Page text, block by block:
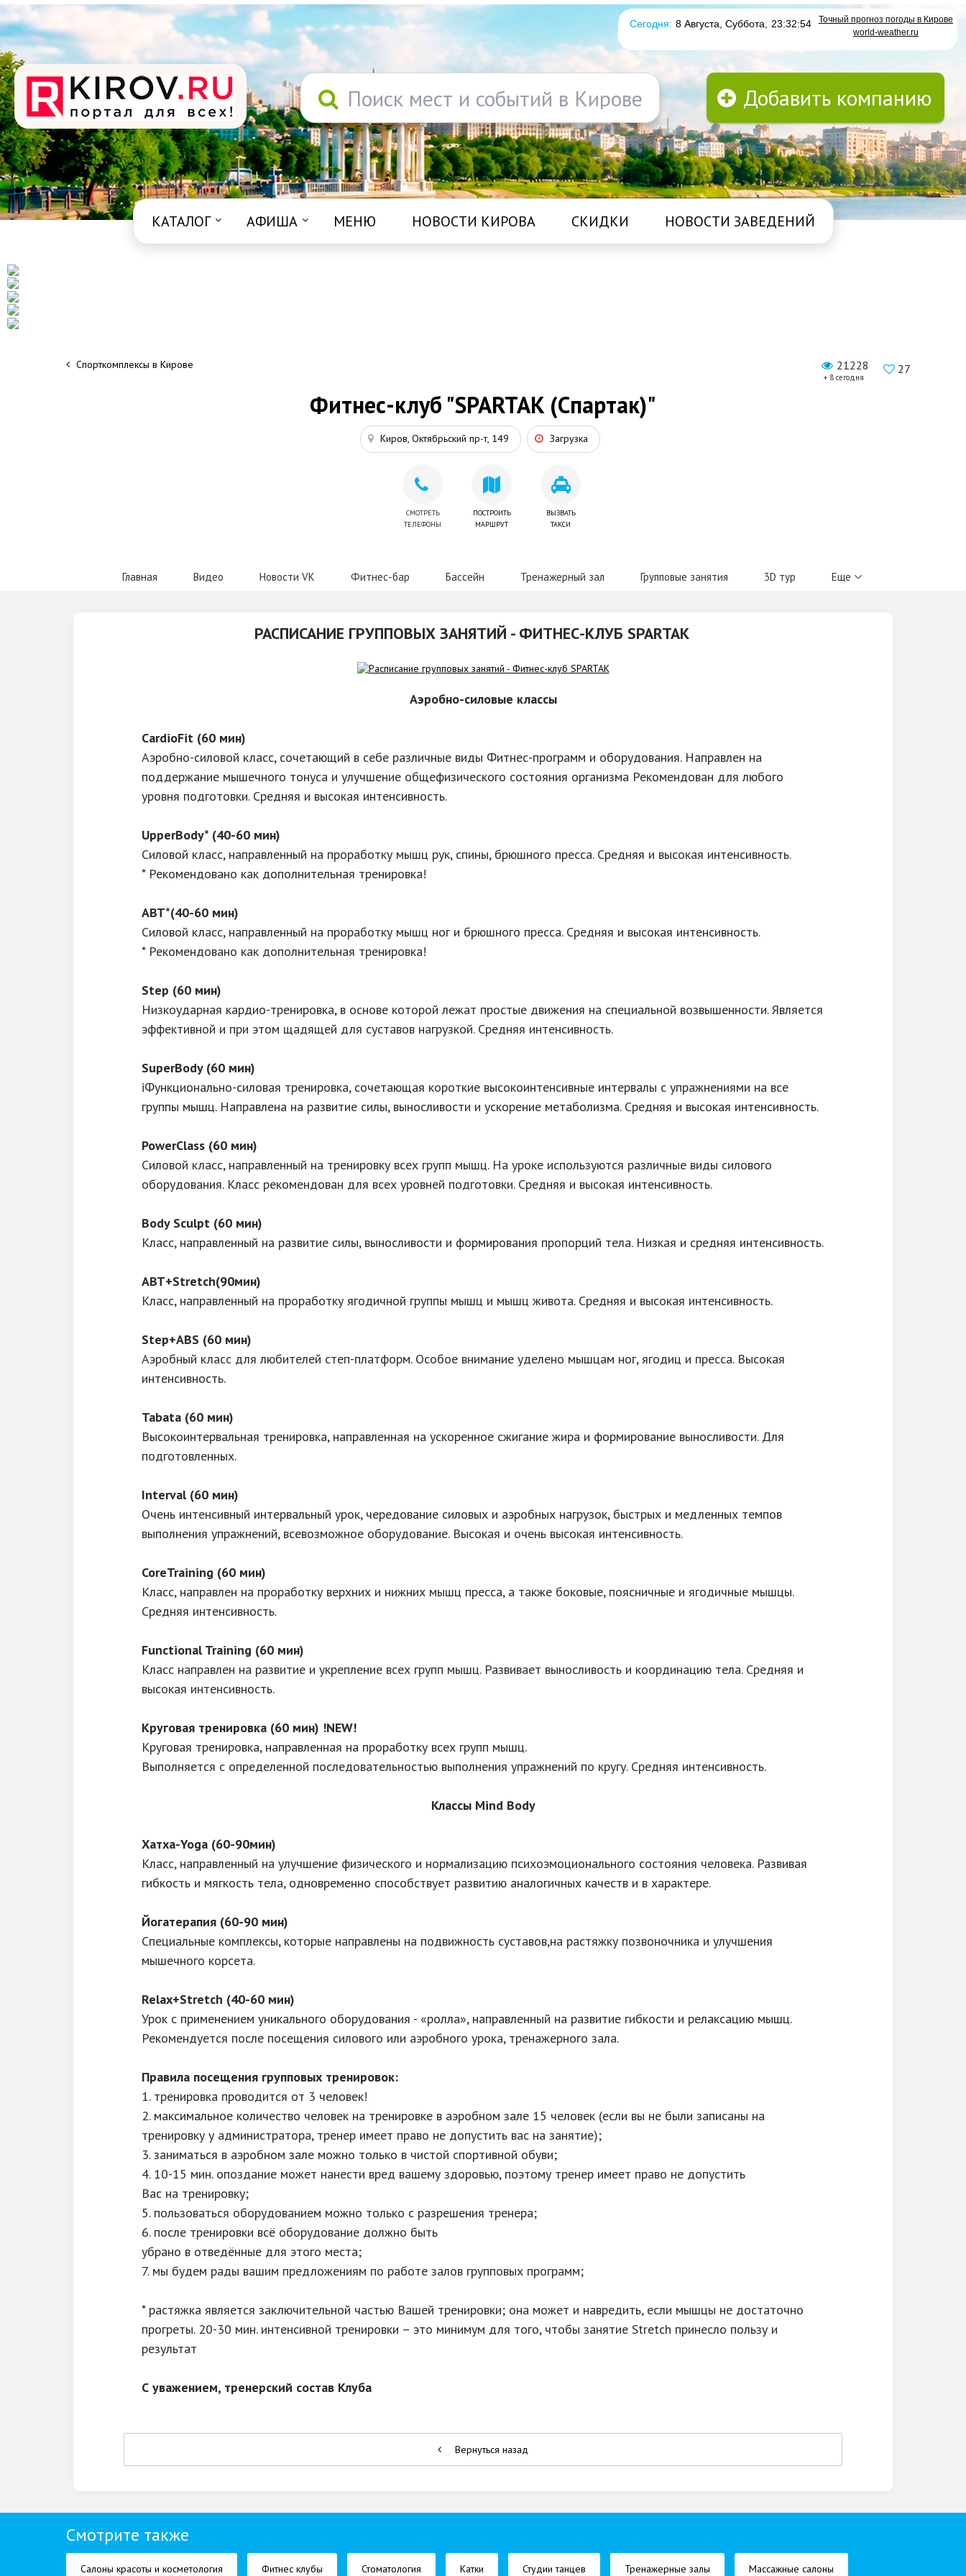
Сегодня: 8 Августа, Суббота 23:32:55
Точный прогноз погоды в Кирове
world-weather.ru
Поиск мест и событий в Кирове Добавить компанию
КАТАЛОГ АФИША МЕНЮ НОВОСТИ КИРОВА СКИДКИ НОВОСТИ ЗАВЕДЕНИЙ
Спорткомплексы в Кирове 21228
+ 8 сегодня
27
Фитнес-клуб "SPARTAK (Спартак)"
Киров, Октябрьский пр-т, 149 Загрузка
СМОТРЕТЬ
ТЕЛЕФОНЫ
ПОСТРОИТЬ
МАРШРУТ
ВЫЗВАТЬ
ТАКСИ
Главная Видео Новости VK Фитнес-бар Бассейн Тренажерный зал Групповые занятия 3D тур Еще
РАСПИСАНИЕ ГРУППОВЫХ ЗАНЯТИЙ - ФИТНЕС-КЛУБ SPARTAK
Аэробно-силовые классы
CardioFit (60 мин)
Аэробно-силовой класс, сочетающий в себе различные виды Фитнес-программ и оборудования. Направлен на
поддержание мышечного тонуса и улучшение общефизического состояния организма Рекомендован для любого
уровня подготовки. Средняя и высокая интенсивность.
UpperBody* (40-60 мин)
Силовой класс, направленный на проработку мышц рук, спины, брюшного пресса. Средняя и высокая интенсивность.
* Рекомендовано как дополнительная тренировка!
ABT*(40-60 мин)
Силовой класс, направленный на проработку мышц ног и брюшного пресса. Средняя и высокая интенсивность.
* Рекомендовано как дополнительная тренировка!
Step (60 мин)
Низкоударная кардио-тренировка, в основе которой лежат простые движения на специальной возвышенности. Является
эффективной и при этом щадящей для суставов нагрузкой. Средняя интенсивность.
SuperBody (60 мин)
iФункционально-силовая тренировка, сочетающая короткие высокоинтенсивные интервалы с упражнениями на все
группы мышц. Направлена на развитие силы, выносливости и ускорение метаболизма. Средняя и высокая интенсивность.
PowerClass (60 мин)
Силовой класс, направленный на тренировку всех групп мышц. На уроке используются различные виды силового
оборудования. Класс рекомендован для всех уровней подготовки. Средняя и высокая интенсивность.
Body Sculpt (60 мин)
Класс, направленный на развитие силы, выносливости и формирования пропорций тела. Низкая и средняя интенсивность.
ABT+Stretch(90мин)
Класс, направленный на проработку ягодичной группы мышц и мышц живота. Средняя и высокая интенсивность.
Step+ABS (60 мин)
Аэробный класс для любителей степ-платформ. Особое внимание уделено мышцам ног, ягодиц и пресса. Высокая
интенсивность.
Tabata (60 мин)
Высокоинтервальная тренировка, направленная на ускоренное сжигание жира и формирование выносливости. Для
подготовленных.
Interval (60 мин)
Очень интенсивный интервальный урок, чередование силовых и аэробных нагрузок, быстрых и медленных темпов
выполнения упражнений, всевозможное оборудование. Высокая и очень высокая интенсивность.
CoreTraining (60 мин)
Класс, направлен на проработку верхних и нижних мышц пресса, а также боковые, поясничные и ягодичные мышцы.
Средняя интенсивность.
Functional Training (60 мин)
Класс направлен на развитие и укрепление всех групп мышц. Развивает выносливость и координацию тела. Средняя и
высокая интенсивность.
Круговая тренировка (60 мин) !NEW!
Круговая тренировка, направленная на проработку всех групп мышц.
Выполняется с определенной последовательностью выполнения упражнений по кругу. Средняя интенсивность.
Классы Mind Body
Хатха-Yoga (60-90мин)
Класс, направленный на улучшение физического и нормализацию психоэмоционального состояния человека. Развивая
гибкость и мягкость тела, одновременно способствует развитию аналогичных качеств и в характере.
Йогатерапия (60-90 мин)
Специальные комплексы, которые направлены на подвижность суставов,на растяжку позвоночника и улучшения
мышечного корсета.
Relax+Stretch (40-60 мин)
Урок с применением уникального оборудования - «ролла», направленный на развитие гибкости и релаксацию мышц.
Рекомендуется после посещения силового или аэробного урока, тренажерного зала.
Правила посещения групповых тренировок:
1. тренировка проводится от 3 человек!
2. максимальное количество человек на тренировке в аэробном зале 15 человек (если вы не были записаны на
тренировку у администратора, тренер имеет право не допустить вас на занятие);
3. заниматься в аэробном зале можно только в чистой спортивной обуви;
4. 10-15 мин. опоздание может нанести вред вашему здоровью, поэтому тренер имеет право не допустить
Вас на тренировку;
5. пользоваться оборудованием можно только с разрешения тренера;
6. после тренировки всё оборудование должно быть
убрано в отведённые для этого места;
7. мы будем рады вашим предложениям по работе залов групповых программ;
* растяжка является заключительной частью Вашей тренировки; она может и навредить, если мышцы не достаточно
прогреты. 20-30 мин. интенсивной тренировки – это минимум для того, чтобы занятие Stretch принесло пользу и
результат
С уважением, тренерский состав Клуба
Вернуться назад
Смотрите также
Салоны красоты и косметология Фитнес клубы Стоматология Катки Студии танцев Тренажерные залы Массажные салоны